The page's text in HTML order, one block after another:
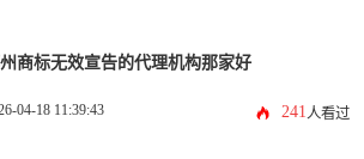
商标无效宣告的代理机构那家好
04-18 11:39:43 241人看过